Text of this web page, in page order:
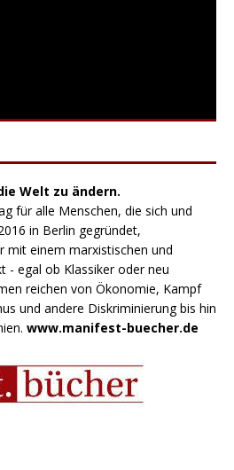
Welt zu ändern.
für alle Menschen, die sich und
in Berlin gegründet,
mit einem marxistischen und
- egal ob Klassiker oder neu
reichen von Ökonomie, Kampf
und andere Diskriminierung bis hin
www.manifest-buecher.de